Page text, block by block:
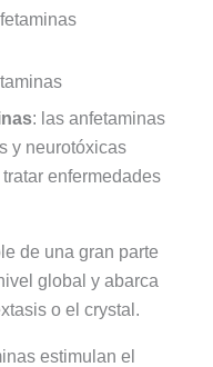
: las anfetaminas
y neurotóxicas
enfermedades
de una gran parte
global y abarca
o el crystal.
estimulan el